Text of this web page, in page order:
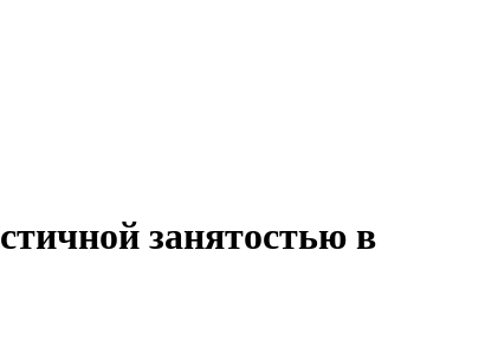
занятостью в